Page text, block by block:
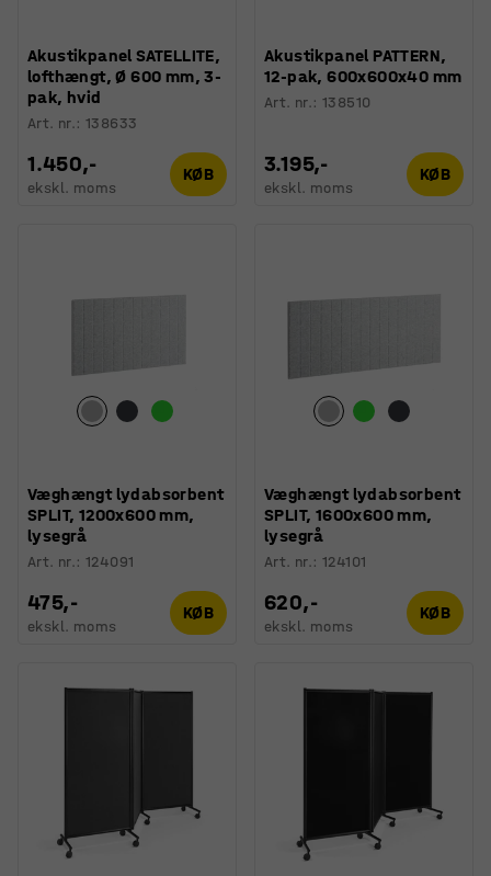
Akustikpanel SATELLITE,
lofthængt, Ø 600 mm, 3-
pak, hvid
Art. nr.:138633
1.450,-
ekskl. moms
KØB
Akustikpanel PATTERN,
12-pak, 600x600x40 mm
Art. nr.:138510
3.195,-
ekskl. moms
KØB
Væghængt lydabsorbent
SPLIT, 1200x600 mm,
lysegrå
Art. nr.:124091
475,-
ekskl. moms
KØB
Væghængt lydabsorbent
SPLIT, 1600x600 mm,
lysegrå
Art. nr.:124101
620,-
ekskl. moms
KØB